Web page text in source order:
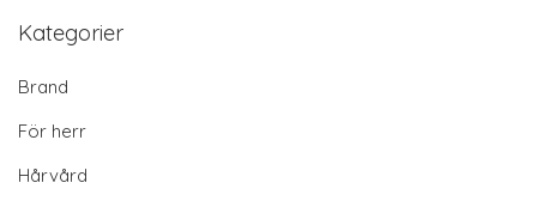
Kategorier
Brand
För herr
Hårvård